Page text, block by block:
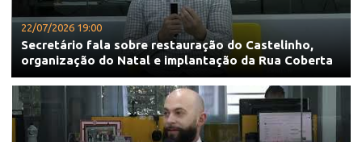
22/07/2026 19:00
Secretário fala sobre restauração do Castelinho,
organização do Natal e implantação da Rua Coberta